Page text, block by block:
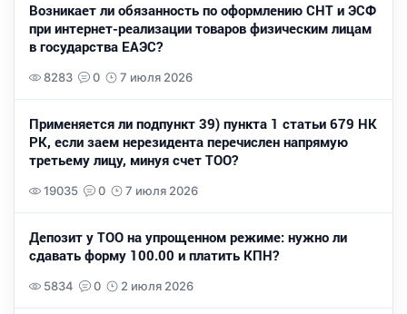
Возникает ли обязанность по оформлению СНТ и ЭСФ
при интернет-реализации товаров физическим лицам
в государства ЕАЭС?
8283 0 7 июля 2026
Применяется ли подпункт 39) пункта 1 статьи 679 НК
РК, если заем нерезидента перечислен напрямую
третьему лицу, минуя счет ТОО?
19035 0 7 июля 2026
Депозит у ТОО на упрощенном режиме: нужно ли
сдавать форму 100.00 и платить КПН?
5834 0 2 июля 2026